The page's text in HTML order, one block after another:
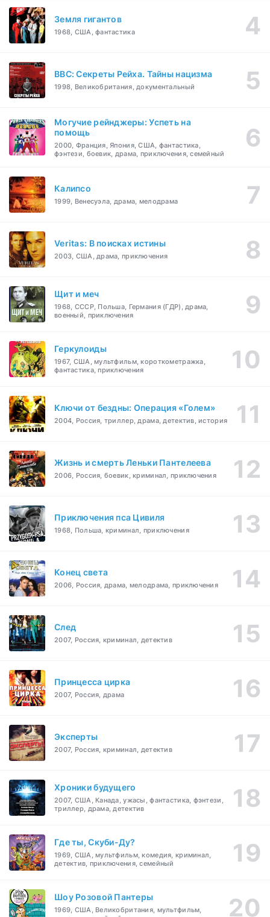
Земля гигантов
1968, США, фантастика
BBC: Секреты Рейха. Тайны нацизма
1998, Великобритания, документальный
Могучие рейнджеры: Успеть на
помощь
2000, Франция, Япония, США, фантастика,
фэнтези, боевик, драма, приключения, семейный
Калипсо
1999, Венесуэла, драма, мелодрама
Veritas: В поисках истины
2003, США, драма, приключения
Щит и меч
1968, СССР, Польша, Германия (ГДР), драма,
военный, приключения
Геркулоиды
1967, США, мультфильм, короткометражка,
фантастика, приключения
Ключи от бездны: Операция «Голем»
2004, Россия, триллер, драма, детектив, история
Жизнь и смерть Леньки Пантелеева
2006, Россия, боевик, криминал, приключения
Приключения пса Цивиля
1968, Польша, криминал, приключения
Конец света
2006, Россия, драма, мелодрама, приключения
След
2007, Россия, криминал, детектив
Принцесса цирка
2007, Россия, драма
Эксперты
2007, Россия, криминал, детектив
Хроники будущего
2007, США, Канада, ужасы, фантастика, фэнтези,
триллер, драма, детектив
Где ты, Скуби-Ду?
1969, США, мультфильм, комедия, криминал,
детектив, приключения, семейный
Шоу Розовой Пантеры
1969, США, Великобритания, мультфильм,